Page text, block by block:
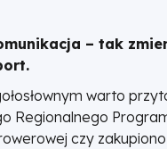
– tak
warto
Regionalnego
czy